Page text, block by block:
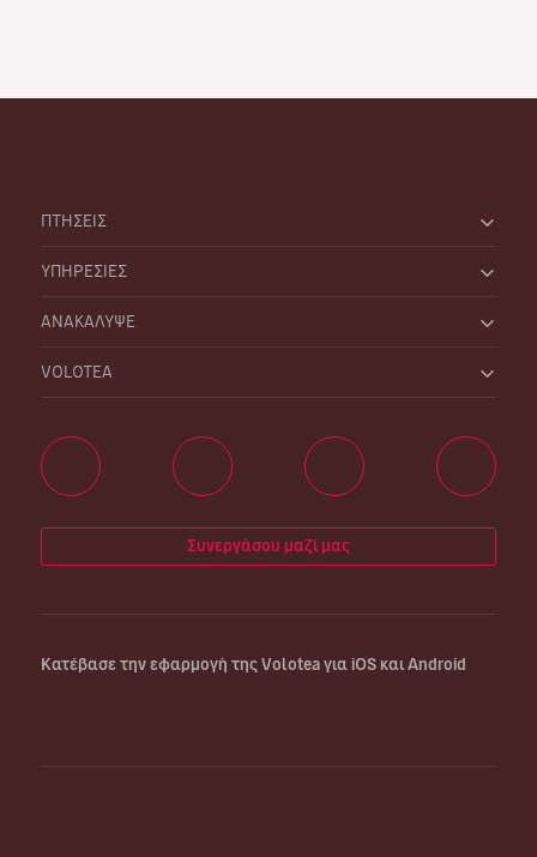
ΠΤΗΣΕΙΣ
ΥΠΗΡΕΣΙΕΣ
ΑΝΑΚΑΛΥΨΕ
VOLOTEA
Συνεργάσου μαζί μας
Κατέβασε την εφαρμογή της Volotea για iOS και Android